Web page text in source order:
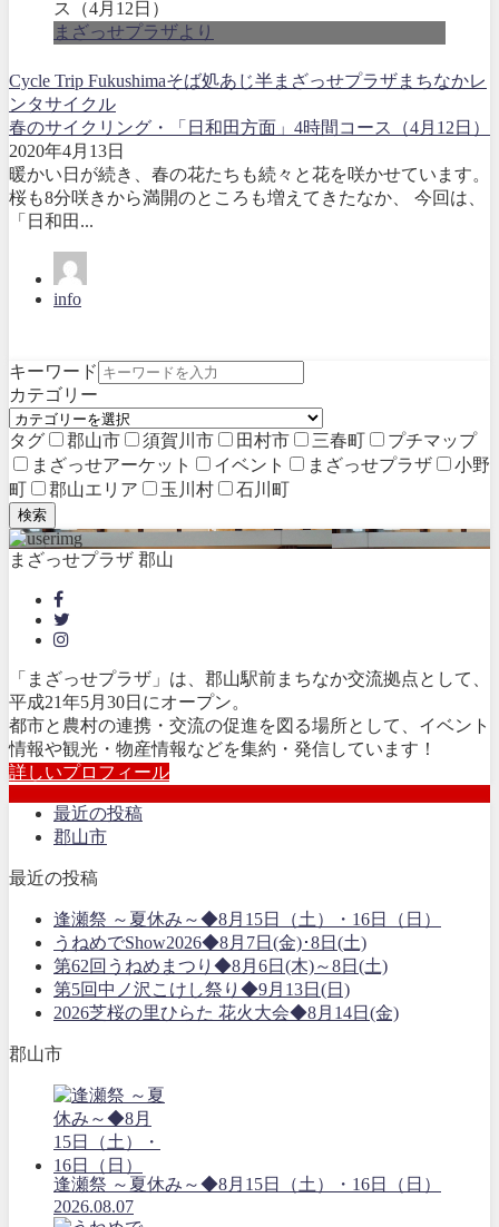
まざっせプラザより
Cycle Trip Fukushimaそば処あじ半まざっせプラザまちなかレ
ンタサイクル
春のサイクリング・「日和田方面」4時間コース（4月12日）
2020年4月13日
暖かい日が続き、春の花たちも続々と花を咲かせています。
桜も8分咲きから満開のところも増えてきたなか、 今回は、
「日和田...
info
キーワード
カテゴリー
タグ 郡山市 須賀川市 田村市 三春町
プチマップ
まざっせアーケット
イベント まざっせプラザ
小野
町
郡山エリア 玉川村 石川町
検索
まざっせプラザ 郡山
「まざっせプラザ」は、郡山駅前まちなか交流拠点として、
平成21年5月30日にオープン。
都市と農村の連携・交流の促進を図る場所として、イベント
情報や観光・物産情報などを集約・発信しています！
詳しいプロフィール
最近の投稿
郡山市
最近の投稿
逢瀬祭 ～夏休み～◆8月15日（土）・16日（日）
うねめでShow2026◆8月7日(金)･8日(土)
第62回うねめまつり◆8月6日(木)～8日(土)
第5回中ノ沢こけし祭り◆9月13日(日)
2026芝桜の里ひらた 花火大会◆8月14日(金)
郡山市
逢瀬祭 ～夏休み～◆8月15日（土）・16日（日）
2026.08.07